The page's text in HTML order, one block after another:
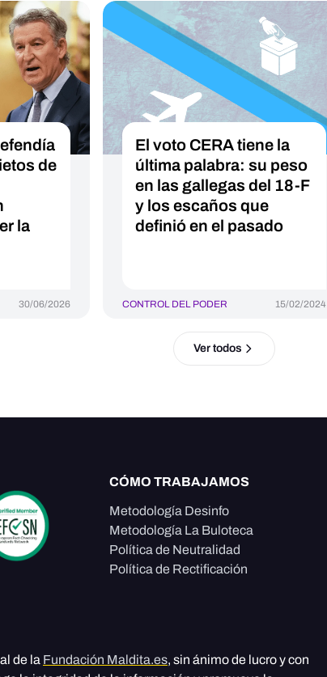
de
la
30/06/2026
El voto CERA tiene la
última palabra: su peso
en las gallegas del 18-F
y los escaños que
definió en el pasado
CONTROL DEL PODER 15/02/2024
Ver todos
CÓMO TRABAJAMOS
Metodología Desinfo
Metodología La Buloteca
Política de Neutralidad
Política de Rectificación
de la Fundación Maldita.es, sin ánimo de lucro y con